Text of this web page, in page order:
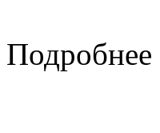
Подробнее